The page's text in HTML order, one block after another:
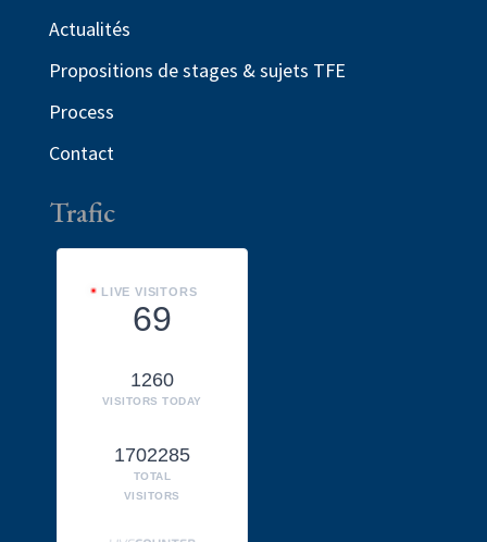
Actualités
Propositions de stages & sujets TFE
Process
Contact
Trafic
LIVE VISITORS
69
1260
VISITORS TODAY
1702285
TOTAL
VISITORS